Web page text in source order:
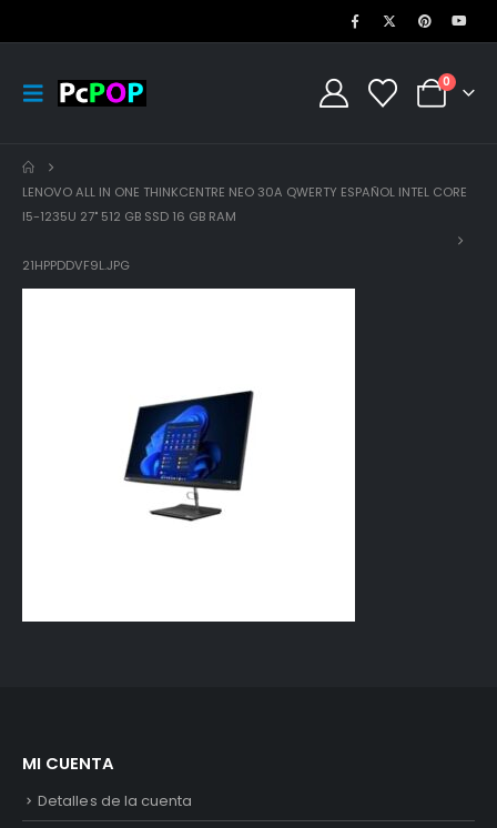
0
LENOVO ALL IN ONE THINKCENTRE NEO 30A QWERTY ESPAÑOL INTEL CORE
I5-1235U 27" 512 GB SSD 16 GB RAM
21HPPDDVF9L.JPG
MI CUENTA
Detalles de la cuenta